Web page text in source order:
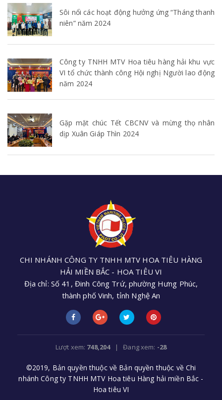
Sôi nổi các hoạt động hưởng ứng “Tháng thanh
niên” năm 2024
Công ty TNHH MTV Hoa tiêu hàng hải khu vực
VI tổ chức thành công Hội nghị Người lao động
năm 2024
Gặp mặt chúc Tết CBCNV và mừng thọ nhân
dịp Xuân Giáp Thìn 2024
CHI NHÁNH CÔNG TY TNHH MTV HOA TIÊU HÀNG
HẢI MIỀN BẮC - HOA TIÊU VI
Địa chỉ: Số 41, Đinh Công Trứ, phường Hưng Phúc,
thành phố Vinh, tỉnh Nghệ An
Điện thoại: +84 (0238) 3552 305 - Email:
cnhoatieu6@gmail.com
Lượt xem: 748,204| Đang xem: -28
©2019, Bản quyền thuộc về Bản quyền thuộc về Chi
nhánh Công ty TNHH MTV Hoa tiêu Hàng hải miền Bắc -
Hoa tiêu VI